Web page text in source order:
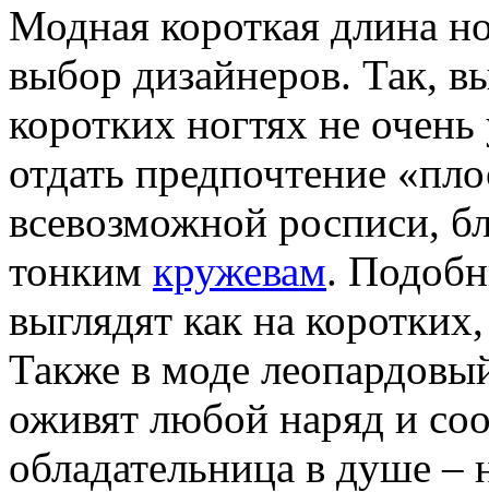
Модная короткая длина
выбор дизайнеров. Так,
коротких ногтях не
отдать предпочтение
всевозможной росписи,
тонким кружевам.
выглядят как на
Также в моде
оживят любой наряд и
обладательница в душе –